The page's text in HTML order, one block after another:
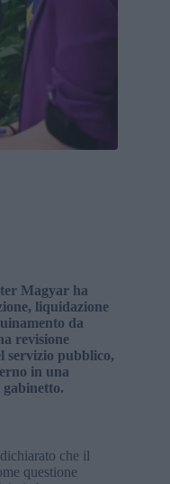
Magyar ha
liquidazione
da
revisione
servizio pubblico,
in una
che il
questione